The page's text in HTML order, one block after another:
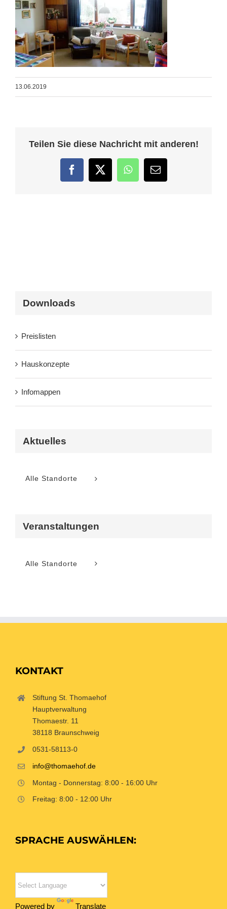
13.06.2019
Teilen Sie diese Nachricht mit anderen!
FacebookTwitterWhatsApp
E-
Mail
Downloads
Preislisten
Hauskonzepte
Infomappen
Aktuelles
Alle Standorte
Veranstaltungen
Alle Standorte
KONTAKT
Stiftung St. Thomaehof
Hauptverwaltung
Thomaestr. 11
38118 Braunschweig
0531-58113-0
info@thomaehof.de
Montag - Donnerstag: 8:00 - 16:00 Uhr
Freitag: 8:00 - 12:00 Uhr
SPRACHE AUSWÄHLEN:
Powered by Translate